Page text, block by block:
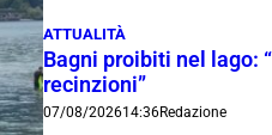
ATTUALITÀ
Bagni proibiti nel lago:
recinzioni”
07/08/202614:36Redazione